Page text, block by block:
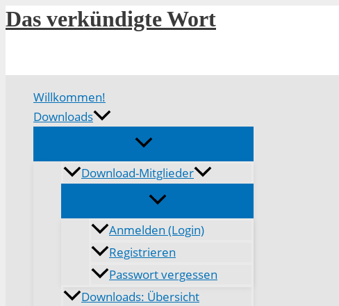
Zum
Inhalt
Das verkündigte Wort
Willkommen!
Downloads
Download-Mitglieder
Anmelden (Login)
Registrieren
Passwort vergessen
Downloads: Übersicht